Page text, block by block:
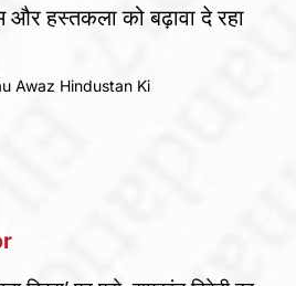
और हस्तकला को बढ़ावा दे रहा
Awaz Hindustan Ki